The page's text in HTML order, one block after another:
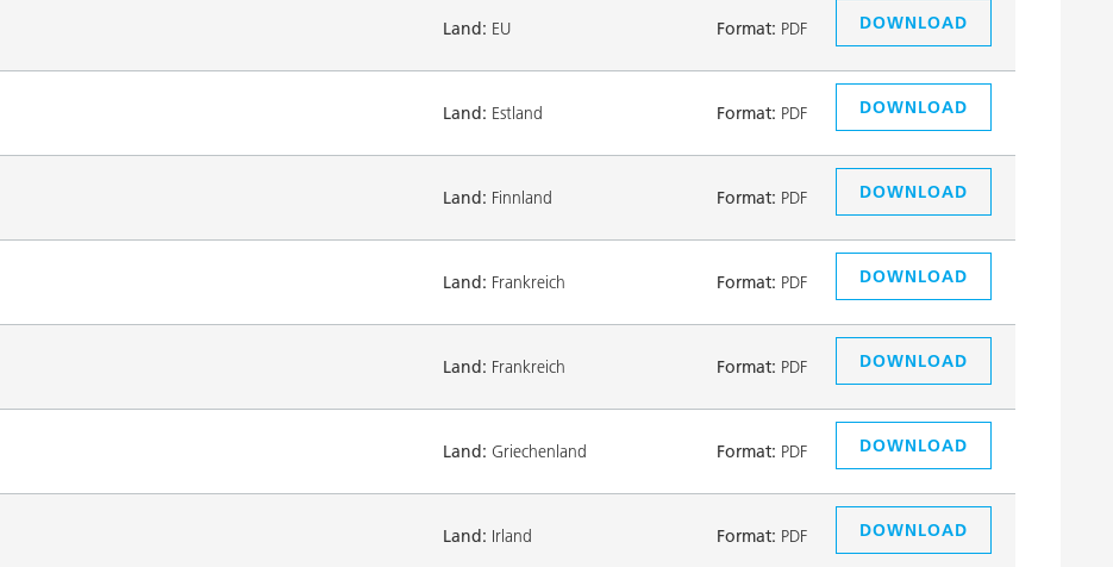
Land: EU Format: PDF DOWNLOAD
Land: Estland Format: PDF DOWNLOAD
Land: Finnland Format: PDF DOWNLOAD
Land: Frankreich Format: PDF DOWNLOAD
Land: Frankreich Format: PDF DOWNLOAD
Land: Griechenland Format: PDF DOWNLOAD
Land: Irland Format: PDF DOWNLOAD